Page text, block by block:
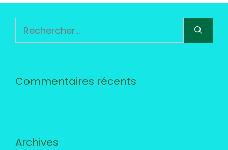
Rechercher :
Commentaires récents
Archives